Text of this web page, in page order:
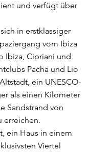
und verfügt über
in erstklassiger
vom Ibiza
Ibiza, Cipriani und
Pacha und Lio
ein UNESCO-
als einen Kilometer
Sandstrand von
erreichen.
ein Haus in einem
Viertel